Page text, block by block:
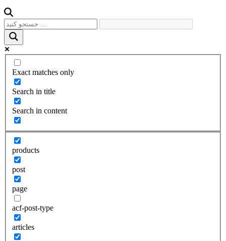
Exact matches only
Search in title
Search in content
products
post
page
acf-post-type
articles